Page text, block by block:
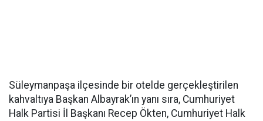
Süleymanpaşa ilçesinde bir otelde gerçekleştirilen
kahvaltıya Başkan Albayrak’ın yanı sıra, Cumhuriyet
Halk Partisi İl Başkanı Recep Ökten, Cumhuriyet Halk